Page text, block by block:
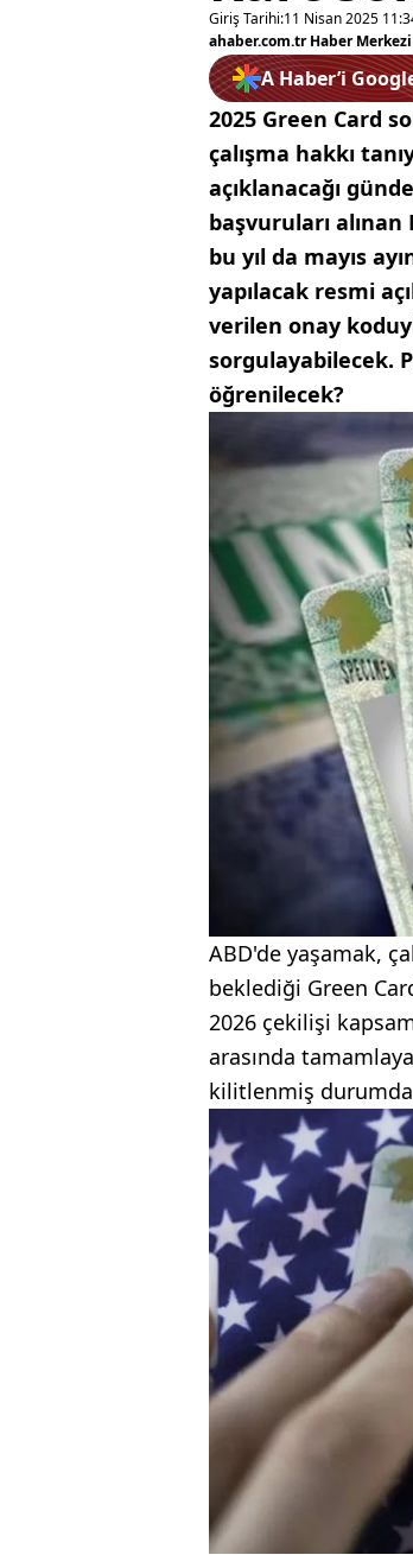
Giriş Tarihi:11 Nisan 2025
ahaber.com.tr Haber Merkezi
A Haber’i
2025 Green Card
çalışma hakkı
açıklanacağı
başvuruları
bu yıl da mayıs
yapılacak resmi
verilen onay
sorgulayabilecek.
öğrenilecek?
ABD'de yaşamak,
beklediği Green
2026 çekilişi
arasında
kilitlenmiş